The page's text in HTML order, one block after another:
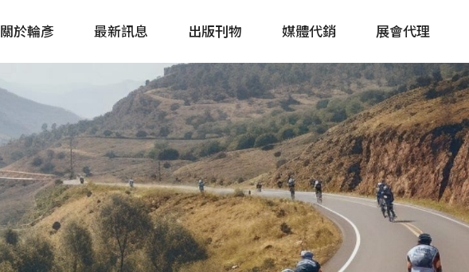
關於輪彥 最新訊息 出版刊物
自行車&電動車市場快訊
Bike & E-Bike Market
Update
單車誌 Cycling Update
簡體版 單車志 Bicycling
戶外探索 Outside
主題書籍
媒體代銷 展會代理